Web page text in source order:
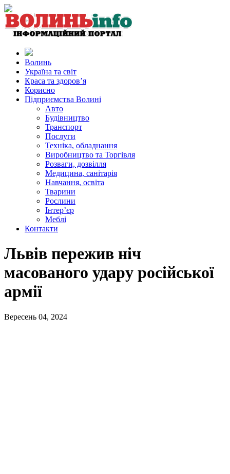
Волинь
Україна та світ
Краса та здоров’я
Корисно
Підприємства Волині
Авто
Будівництво
Транспорт
Послуги
Техніка, обладнання
Виробництво та Торгівля
Розваги, дозвілля
Медицина, санітарія
Навчання, освіта
Тварини
Рослини
Інтер’єр
Меблі
Контакти
Львів пережив ніч
масованого удару російської
армії
Вересень 04, 2024